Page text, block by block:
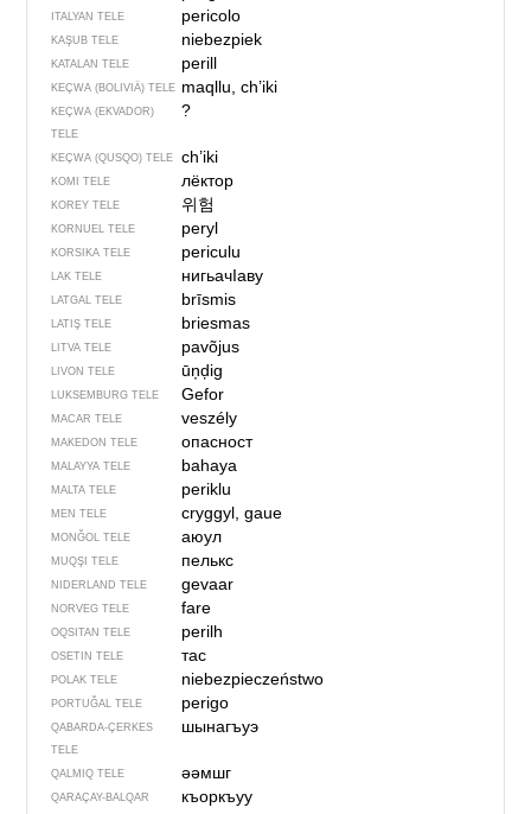
ITALYAN TELE pericolo
KAŞUB TELE niebezpiek
KATALAN TELE perill
KEÇWA (BOLIVIÄ) TELE maqllu, ch’iki
KEÇWA (EKVADOR)
TELE
?
KEÇWA (QUSQO) TELE ch’iki
KOMI TELE лёктор
KOREY TELE 위험
KORNUEL TELE peryl
KORSIKA TELE periculu
LAK TELE нигьачIаву
LATGAL TELE brīsmis
LATIŞ TELE briesmas
LITVA TELE pavõjus
LIVON TELE ūņḑig
LUKSEMBURG TELE Gefor
MACAR TELE veszély
MAKEDON TELE опасност
MALAYYA TELE bahaya
MALTA TELE periklu
MEN TELE cryggyl, gaue
MONĞOL TELE аюул
MUQŞI TELE пелькс
NIDERLAND TELE gevaar
NORVEG TELE fare
OQSITAN TELE perilh
OSETIN TELE тас
POLAK TELE niebezpieczeństwo
PORTUĞAL TELE perigo
QABARDA-ÇERKES
TELE
шынагъуэ
QALMIQ TELE әәмшг
QARAÇAY-BALQAR
къоркъуу